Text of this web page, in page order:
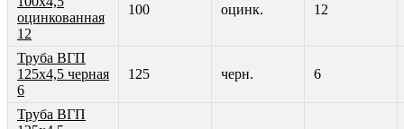
оцинкованная
12
100 оцинк. 12
Труба ВГП
125х4,5 черная
6
125 черн. 6
Труба ВГП